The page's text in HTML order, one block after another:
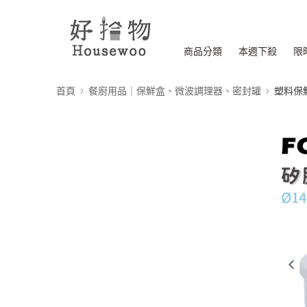
商品分類 本週下殺 限
首頁 餐廚用品｜保鮮盒、微波調理器、密封罐 塑料保